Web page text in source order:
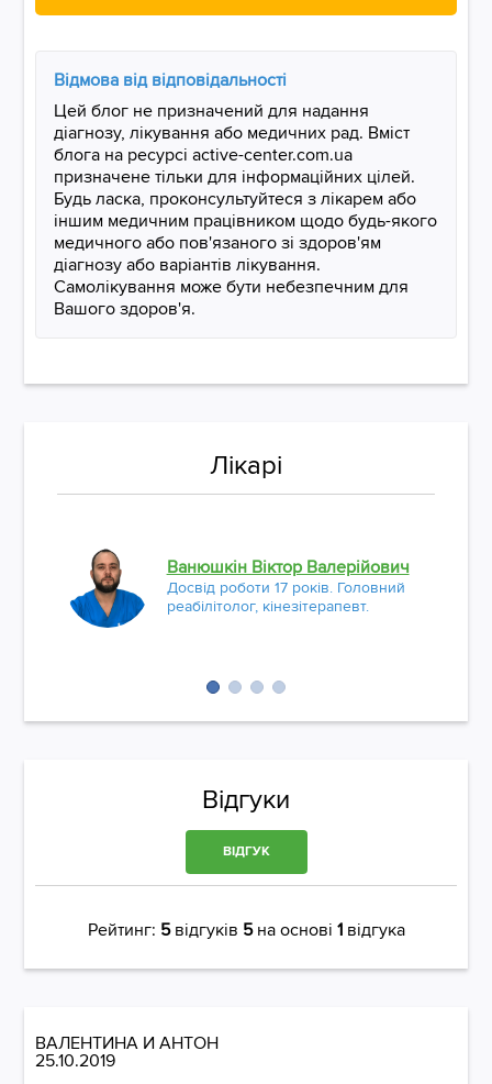
Відмова від відповідальності
Цей блог не призначений для надання
діагнозу, лікування або медичних рад. Вміст
блога на ресурсі active-center.com.ua
призначене тільки для інформаційних цілей.
Будь ласка, проконсультуйтеся з лікарем або
іншим медичним працівником щодо будь-якого
медичного або пов'язаного зі здоров'ям
діагнозу або варіантів лікування.
Самолікування може бути небезпечним для
Вашого здоров'я.
Лікарі
Ванюшкін Віктор Валерійович
Досвід роботи 17 років. Головний
реабілітолог, кінезітерапевт.
Відгуки
ВІДГУК
Рейтинг: 5відгуків 5на основі 1відгука
ВАЛЕНТИНА И АНТОН
25.10.2019